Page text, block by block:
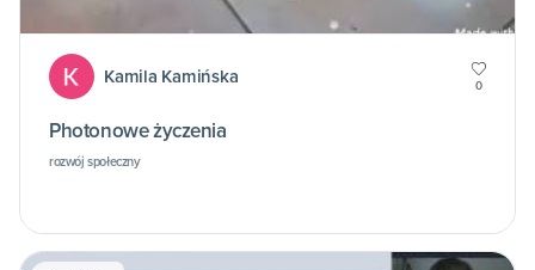
Kamila Kamińska 0
Photonowe życzenia
rozwój społeczny